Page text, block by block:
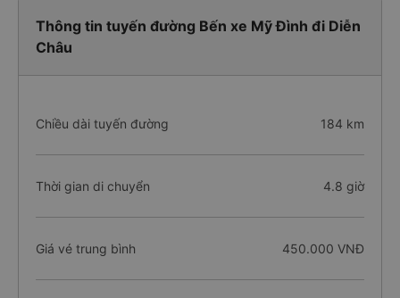
Thông tin tuyến đường Bến xe Mỹ Đình đi Diễn
Châu
Chiều dài tuyến đường 184 km
Thời gian di chuyển 4.8 giờ
Giá vé trung bình 450.000 VNĐ